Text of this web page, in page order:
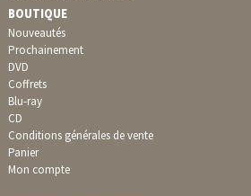
BOUTIQUE
Nouveautés
Prochainement
DVD
Coffrets
Blu-ray
CD
Conditions générales de vente
Panier
Mon compte